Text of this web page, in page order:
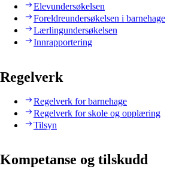
Elevundersøkelsen
Foreldreundersøkelsen i barnehage
Lærlingundersøkelsen
Innrapportering
Regelverk
Regelverk for barnehage
Regelverk for skole og opplæring
Tilsyn
Kompetanse og tilskudd